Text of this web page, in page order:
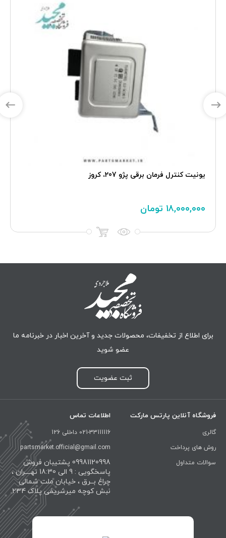
یونیت کنترل فرمان برقی پژو 207، کروز
۱۸,۰۰۰,۰۰۰ تومان
برای اطلاع از تخفیفات، محصولات جدید و آخرین اخبار در خبرنامه ما
عضو شوید
ثبت عضویت
فروشگاه آنلاین پارتس مارکت
گالری
روش های پرداخت
سوالات متداول
اطلاعات تماس
021-33111116 داخلی 126
partsmarket.official@gmail.com
09981120998 پشتیبان فروش
پاسخگویی : 9 الی 18:30 تهــــران ،
چراغ بــرق ، خیابان ملت شمالی
نبش کوچه میرشریفی پلاک 234